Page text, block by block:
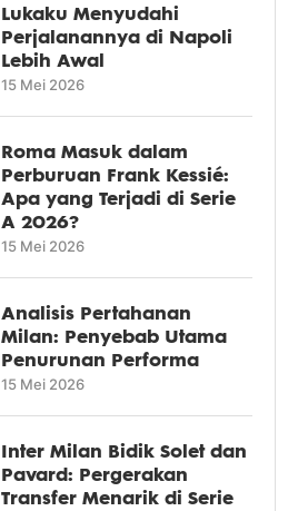
Lukaku Menyudahi
Perjalanannya di Napoli
Lebih Awal
15 Mei 2026
Roma Masuk dalam
Perburuan Frank Kessié:
Apa yang Terjadi di Serie
A 2026?
15 Mei 2026
Analisis Pertahanan
Milan: Penyebab Utama
Penurunan Performa
15 Mei 2026
Inter Milan Bidik Solet dan
Pavard: Pergerakan
Transfer Menarik di Serie